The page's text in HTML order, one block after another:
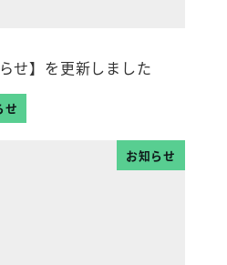
せ】を更新しました
せ
お知らせ